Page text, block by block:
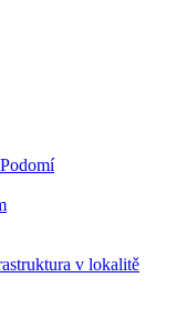
v lokalitě